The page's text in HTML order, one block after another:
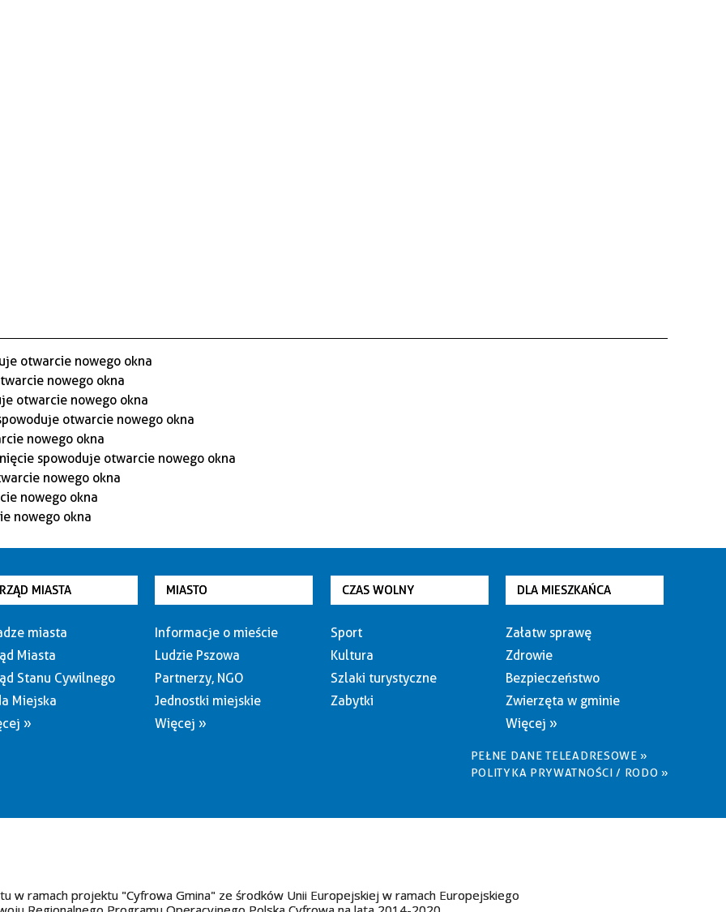
MIASTA
miasta
Miasta
Stanu Cywilnego
Miejska
»
MIASTO
Informacje o mieście
Ludzie Pszowa
Partnerzy, NGO
Jednostki miejskie
Więcej »
CZAS WOLNY
Sport
Kultura
Szlaki turystyczne
Zabytki
DLA MIESZKAŃCA
Załatw sprawę
Zdrowie
Bezpieczeństwo
Zwierzęta w gminie
Więcej »
PEŁNE DANE TELEADRESOWE »
POLITYKA PRYWATNOŚCI / RODO »
w ramach projektu "Cyfrowa Gmina" ze środków Unii Europejskiej w ramach Europejskiego